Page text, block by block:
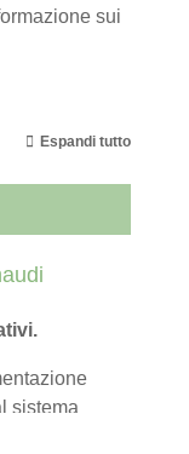
sui
Espandi tutto
sistema